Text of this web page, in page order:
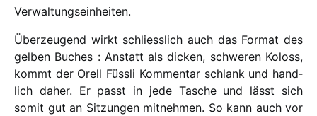
Verwaltungseinheiten.
Überzeugend wirkt schliess­lich auch das Format des
gelben Buches : Anstatt als dicken, schwe­ren Koloss,
kommt der Orell Füssli Kommentar schlank und hand­
lich daher. Er passt in jede Tasche und lässt sich
somit gut an Sitzungen mitneh­men. So kann auch vor